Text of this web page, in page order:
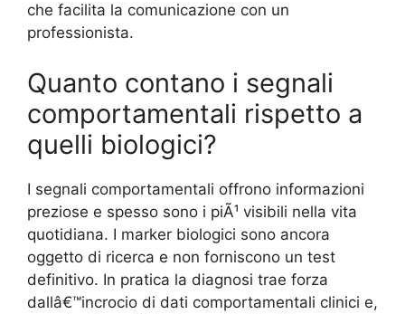
che facilita la comunicazione con un
professionista.
Quanto contano i segnali
comportamentali rispetto a
quelli biologici?
I segnali comportamentali offrono informazioni
preziose e spesso sono i piÃ¹ visibili nella vita
quotidiana. I marker biologici sono ancora
oggetto di ricerca e non forniscono un test
definitivo. In pratica la diagnosi trae forza
dallâ€™incrocio di dati comportamentali clinici e,